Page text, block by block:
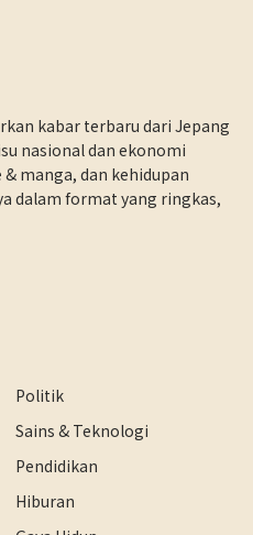
kabar terbaru dari Jepang
nasional dan ekonomi
manga, dan kehidupan
dalam format yang ringkas,
Politik
Sains & Teknologi
Pendidikan
Hiburan